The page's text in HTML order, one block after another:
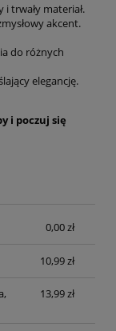
trwały materiał.
akcent.
do różnych
elegancję.
i poczuj się
0,00 zł
10,99 zł
13,99 zł